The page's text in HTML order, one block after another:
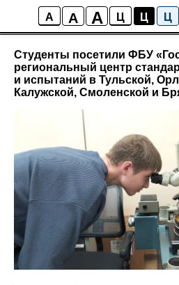
A A A Ц Ц Ц
Новости
Студенты посетили ФБУ
региональный центр
и испытаний в Тульской,
Калужской, Смоленской и